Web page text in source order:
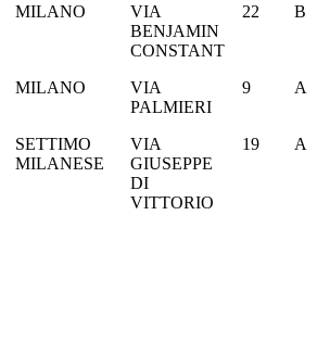
MILANO
VIA
BENJAMIN
CONSTANT
22 B
MILANO
VIA
PALMIERI
9 A
SETTIMO
MILANESE
VIA
GIUSEPPE
DI
VITTORIO
19 A